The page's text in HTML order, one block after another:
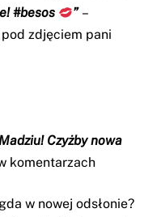
#besos
” –
zdjęciem pani
Czyżby nowa
komentarzach
w nowej odsłonie?